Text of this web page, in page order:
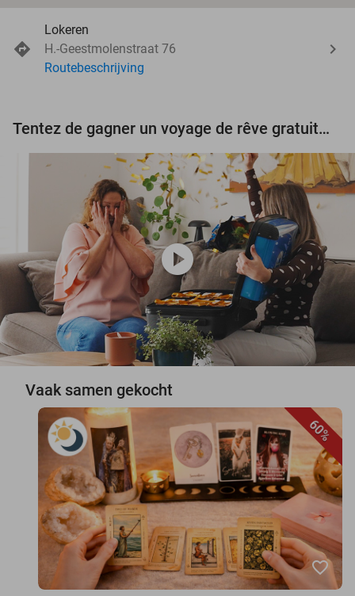
Lokeren
H.-Geestmolenstraat 76
Routebeschrijving
Tentez de gagner un voyage de rêve gratuit d'une valeur de 3.000 € !
play_circle
Vaak samen gekocht
60%
favorite_border